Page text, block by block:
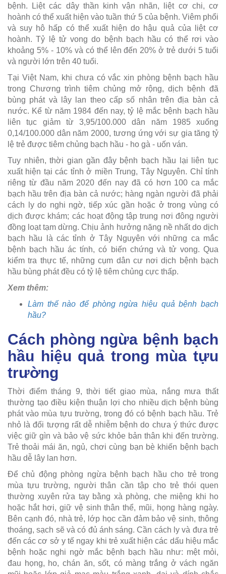
bệnh. Liệt các dây thần kinh vận nhãn, liệt cơ chi, cơ
hoành có thể xuất hiện vào tuần thứ 5 của bệnh. Viêm phổi
và suy hô hấp có thể xuất hiện do hậu quả của liệt cơ
hoành. Tỷ lệ tử vong do bệnh bạch hầu có thể rơi vào
khoảng 5% - 10% và có thể lên đến 20% ở trẻ dưới 5 tuổi
và người lớn trên 40 tuổi.
Tại Việt Nam, khi chưa có vắc xin phòng bệnh bạch hầu
trong Chương trình tiêm chủng mở rộng, dịch bệnh đã
bùng phát và lây lan theo cấp số nhân trên địa bàn cả
nước. Kể từ năm 1984 đến nay, tỷ lệ mắc bệnh bạch hầu
liên tục giảm từ 3,95/100.000 dân năm 1985 xuống
0,14/100.000 dân năm 2000, tương ứng với sự gia tăng tỷ
lệ trẻ được tiêm chủng bạch hầu - ho gà - uốn ván.
Tuy nhiên, thời gian gần đây bệnh bạch hầu lại liên tục
xuất hiện tại các tỉnh ở miền Trung, Tây Nguyên. Chỉ tính
riêng từ đầu năm 2020 đến nay đã có hơn 100 ca mắc
bạch hầu trên địa bàn cả nước; hàng ngàn người đã phải
cách ly do nghi ngờ, tiếp xúc gần hoặc ở trong vùng có
dịch được khám; các hoạt động tập trung nơi đông người
đồng loạt tạm dừng. Chịu ảnh hưởng nặng nề nhất do dịch
bạch hầu là các tỉnh ở Tây Nguyên với những ca mắc
bệnh bạch hầu ác tính, có biến chứng và tử vong. Qua
kiểm tra thực tế, những cụm dân cư nơi dịch bệnh bạch
hầu bùng phát đều có tỷ lệ tiêm chủng cực thấp.
Xem thêm:
Làm thế nào để phòng ngừa hiệu quả bệnh bạch
hầu?
Cách phòng ngừa bệnh bạch
hầu hiệu quả trong mùa tựu
trường
Thời điểm tháng 9, thời tiết giao mùa, nắng mưa thất
thường tạo điều kiện thuận lợi cho nhiều dịch bệnh bùng
phát vào mùa tựu trường, trong đó có bệnh bạch hầu. Trẻ
nhỏ là đối tượng rất dễ nhiễm bệnh do chưa ý thức được
việc giữ gìn và bảo vệ sức khỏe bản thân khi đến trường.
Trẻ thoải mái ăn, ngủ, chơi cùng bạn bè khiến bệnh bạch
hầu dễ lây lan hơn.
Để chủ động phòng ngừa bệnh bạch hầu cho trẻ trong
mùa tựu trường, người thân cần tập cho trẻ thói quen
thường xuyên rửa tay bằng xà phòng, che miệng khi ho
hoặc hắt hơi, giữ vệ sinh thân thể, mũi, họng hàng ngày.
Bên cạnh đó, nhà trẻ, lớp học cần đảm bảo vệ sinh, thông
thoáng, sạch sẽ và có đủ ánh sáng. Cần cách ly và đưa trẻ
đến các cơ sở y tế ngay khi trẻ xuất hiện các dấu hiệu mắc
bệnh hoặc nghi ngờ mắc bệnh bạch hầu như: mệt mỏi,
đau họng, ho, chán ăn, sốt, có màng trắng ở vách ngăn